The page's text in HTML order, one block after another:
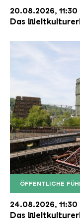
20.08.2026, 11:30
Das
ÖFFENTLICHE
Der
Copyright:
24.08.2026, 11:30
Das